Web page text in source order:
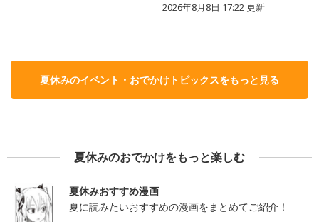
2026年8月8日 17:22更新
夏休みのイベント・おでかけトピックスをもっと見る
夏休みのおでかけをもっと楽しむ
夏休みおすすめ漫画
夏に読みたいおすすめの漫画をまとめてご紹介！